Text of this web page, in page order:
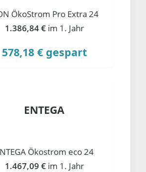
ÖkoStrom Pro Extra 24
1.386,84 € im 1. Jahr
578,18 € gespart
ENTEGA
Ökostrom eco 24
1.467,09 € im 1. Jahr